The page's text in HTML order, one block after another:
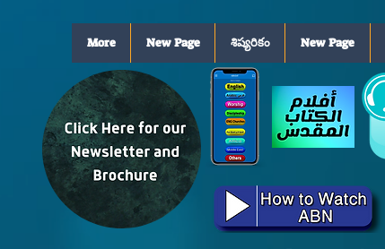
New Page
శిష్యరికం
New Page
More